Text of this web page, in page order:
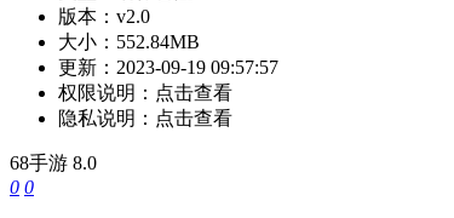
版本： v2.0
大小： 552.84MB
更新： 2023-09-19 09:57:57
权限说明： 点击查看
隐私说明： 点击查看
68手游 8.0
0 0